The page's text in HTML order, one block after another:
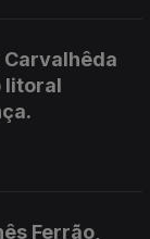
litoral
Ferrão,